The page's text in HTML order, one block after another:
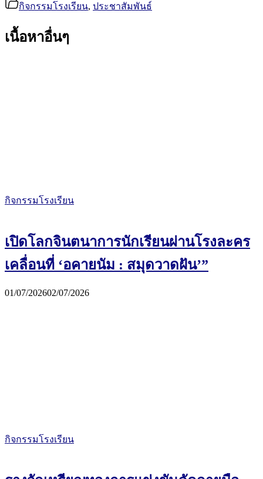
กิจกรรมโรงเรียน, ประชาสัมพันธ์
เนื้อหาอื่นๆ
กิจกรรมโรงเรียน
เปิดโลกจินตนาการนักเรียนผ่านโรงละคร
เคลื่อนที่ ‘อคายนัม : สมุดวาดฝัน’”
01/07/202602/07/2026
กิจกรรมโรงเรียน